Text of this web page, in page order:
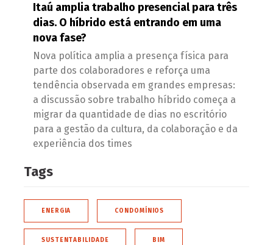
Itaú amplia trabalho presencial para três
dias. O híbrido está entrando em uma
nova fase?
Nova política amplia a presença física para
parte dos colaboradores e reforça uma
tendência observada em grandes empresas:
a discussão sobre trabalho híbrido começa a
migrar da quantidade de dias no escritório
para a gestão da cultura, da colaboração e da
experiência dos times
Tags
ENERGIA CONDOMÍNIOS
SUSTENTABILIDADE BIM